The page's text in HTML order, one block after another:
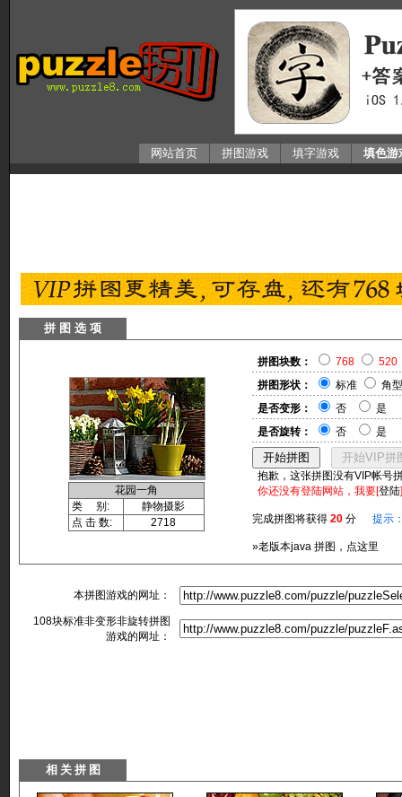
网站首页 拼图游戏 填字游戏 填色游
拼 图 选 项
花园一角
类 别:
静物摄影
点 击 数:
2718
拼图块数： 768
520
拼图形状：
标准
角型
是否变形：
否
是
是否旋转：
否 是
抱歉，这张拼图没有VIP帐号
你还没有登陆网站，我要[登陆
完成拼图将获得 20 分 提示
»老版本java 拼图，点这里
本拼图游戏的网址：
108块标准非变形非旋转拼图
游戏的网址：